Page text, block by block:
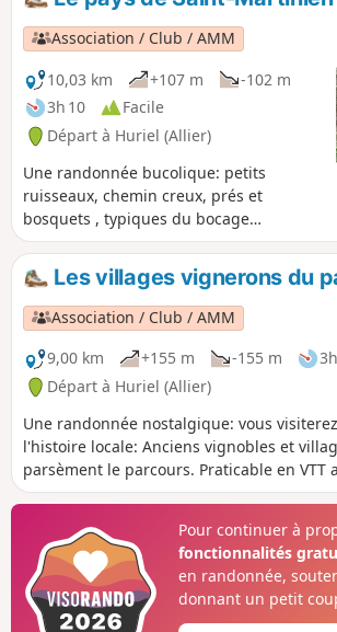
Association / Club / AMM
10,03 km
+107 m
-102 m
3h 10
Facile
Départ à Huriel (Allier)
Une randonnée bucolique: petits
ruisseaux, chemin creux, prés et
bosquets , typiques du bocage
bourbonnais Cette randonnée est
praticable en VTT mais avec une
descente très technique à partir du (11).
Les villages vignerons du
Association / Club / AMM
9,00 km
+155 m -155 m
Départ à Huriel (Allier)
Une randonnée nostalgique: vous
l'histoire locale: Anciens vignobles et
parsèment le parcours. Praticable en VTT
très technique entre (2) et (3).
Pour continuer à
fonctionnalités
en randonnée,
donnant un petit